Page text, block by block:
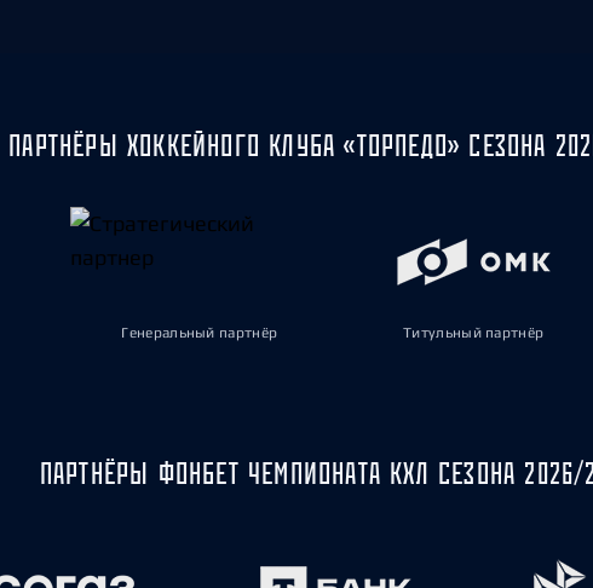
Сибирь
ПАРТНЁРЫ ХОККЕЙНОГО КЛУБА «ТОРПЕДО» СЕЗОНА
Генеральный партнёр Титульный партнёр
ПАРТНЁРЫ ФОНБЕТ ЧЕМПИОНАТА КХЛ СЕЗОНА 2026/